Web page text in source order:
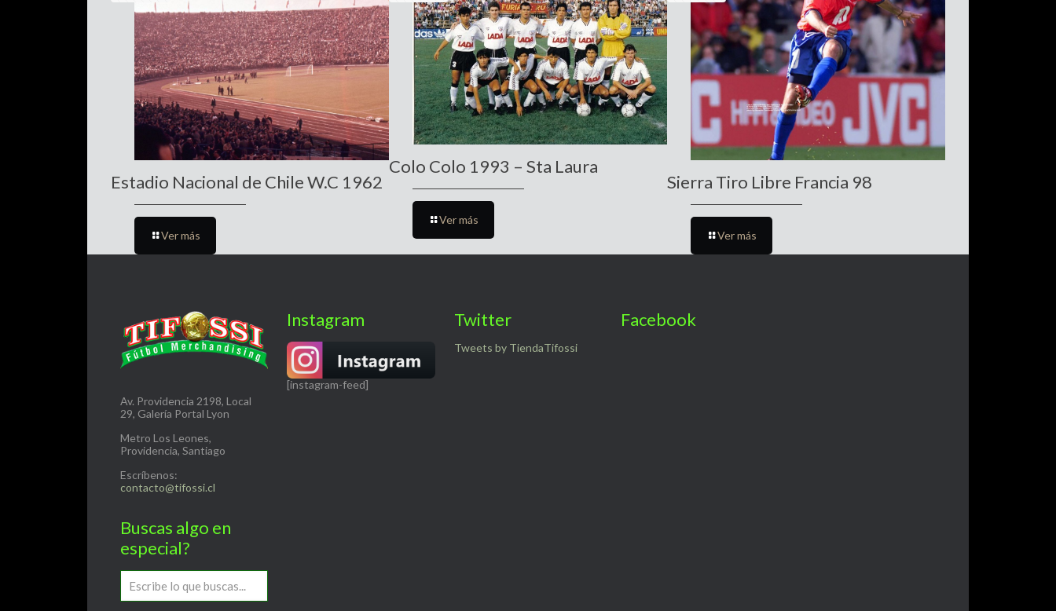
Estadio Nacional de Chile W.C 1962
Ver más
Colo Colo 1993 – Sta Laura
Ver más
Sierra Tiro Libre Francia 98
Ver más
Av. Providencia 2198, Local
29, Galería Portal Lyon
Metro Los Leones,
Providencia, Santiago
Escríbenos:
contacto@tifossi.cl
Buscas algo en
especial?
Instagram
[instagram-feed]
Twitter
Tweets by TiendaTifossi
Facebook